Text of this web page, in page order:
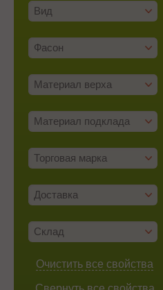
Вид
Фасон
Материал верха
Материал подклада
Торговая марка
Доставка
Склад
Очистить все свойства